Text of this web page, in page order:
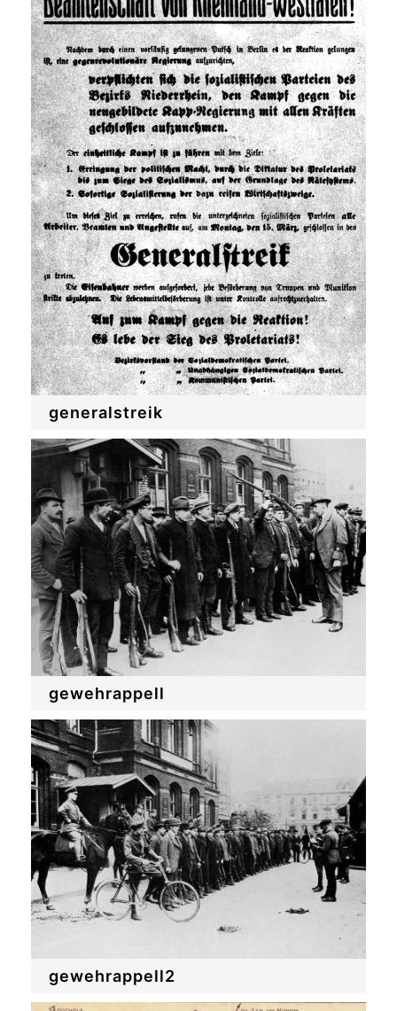
generalstreik
gewehrappell
gewehrappell2